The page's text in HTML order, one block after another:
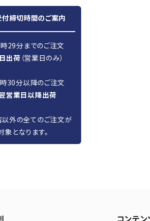
締切時間のご案内
29分までのご注文
出荷 （営業日のみ）
30分以降のご注文
営業日以降出荷
外の全てのご注文が
象となります。
コンテン